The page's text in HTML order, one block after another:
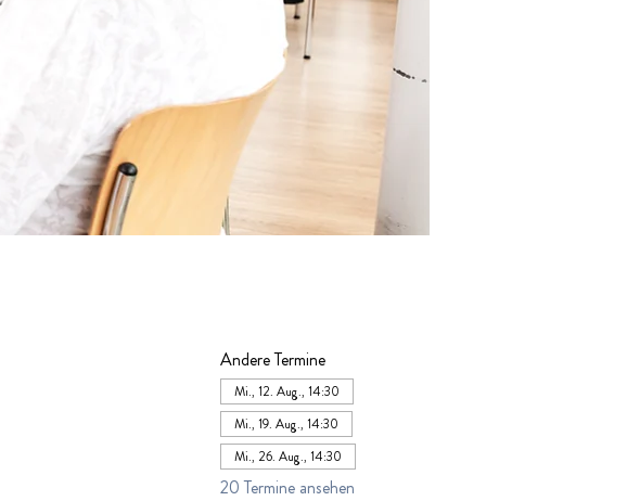
Andere Termine
Mi., 12. Aug., 14:30
Mi., 19. Aug., 14:30
Mi., 26. Aug., 14:30
20 Termine ansehen